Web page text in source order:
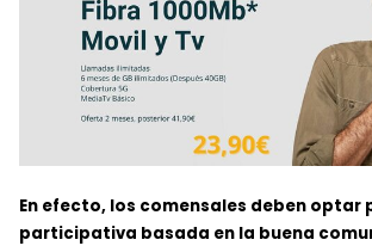
En efecto, los comensales deben optar
participativa basada en la buena